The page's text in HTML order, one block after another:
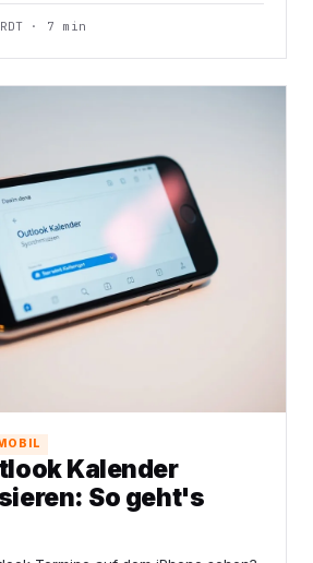
· 7 min
Kalender
So geht's